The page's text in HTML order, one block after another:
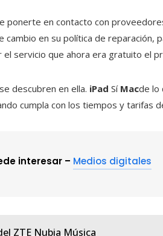
ponerte en contacto con
cambio en su política de
el servicio que ahora era gratuito el
descubren en ella. iPad Sí Macde lo
cumpla con los tiempos y tarifas
interesar – Medios digitales
ZTE Nubia Música